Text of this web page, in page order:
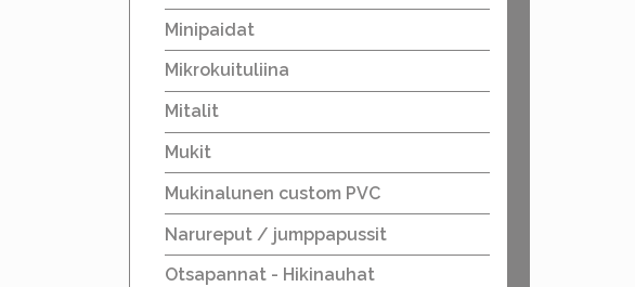
Minipaidat
Mikrokuituliina
Mitalit
Mukit
Mukinalunen custom PVC
Narureput / jumppapussit
Otsapannat - Hikinauhat